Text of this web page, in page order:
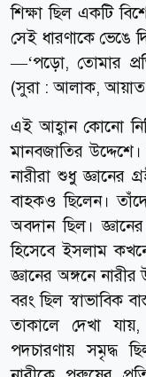
শিক্ষা ছিল একটি
সেই ধারণাকে ভেঙে
—‘পড়ো, তোমার
(সুরা : আলাক,
এই আহ্বান কোনো
মানবজাতির
নারীরা শুধু জ্ঞানের
বাহকও ছিলেন।
অবদান ছিল।
হিসেবে ইসলাম
জ্ঞানের অঙ্গনে
বরং ছিল স্বাভাবিক
তাকালে দেখা
পদচারণায় সমৃদ্ধ